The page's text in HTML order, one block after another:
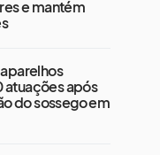
e mantém
atuações após
do sossego em